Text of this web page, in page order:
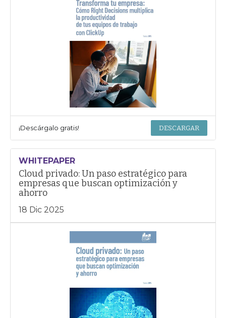
¡Descárgalo gratis! DESCARGAR
WHITEPAPER
Cloud privado: Un paso estratégico para
empresas que buscan optimización y
ahorro
18 Dic 2025